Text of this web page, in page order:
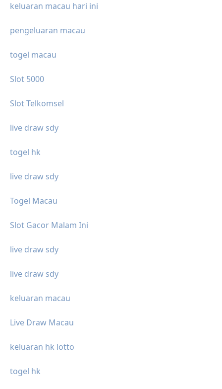
keluaran macau hari ini
pengeluaran macau
togel macau
Slot 5000
Slot Telkomsel
live draw sdy
togel hk
live draw sdy
Togel Macau
Slot Gacor Malam Ini
live draw sdy
live draw sdy
keluaran macau
Live Draw Macau
keluaran hk lotto
togel hk